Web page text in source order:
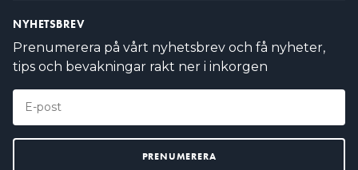
NYHETSBREV
Prenumerera på vårt nyhetsbrev och få nyheter,
tips och bevakningar rakt ner i inkorgen